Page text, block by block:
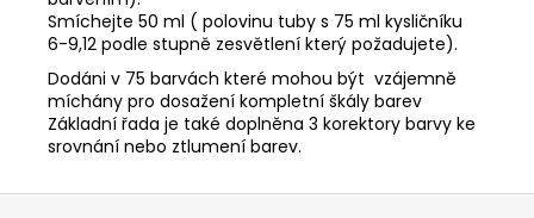
Smíchejte 50 ml ( polovinu tuby s 75 ml kysličníku
6-9,12 podle stupně zesvětlení který požadujete).
Dodáni v 75 barvách které mohou být vzájemně
míchány pro dosažení kompletní škály barev
Základní řada je také doplněna 3 korektory barvy ke
srovnání nebo ztlumení barev.
050
Kč
Z